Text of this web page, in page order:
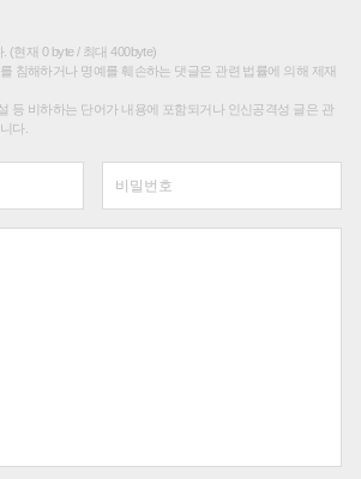
(현재 0 byte / 최대 400byte)
침해하거나 명예를 훼손하는 댓글은 관련 법률에 의해 제재
등 비하하는 단어가 내용에 포함되거나 인신공격성 글은 관
다.